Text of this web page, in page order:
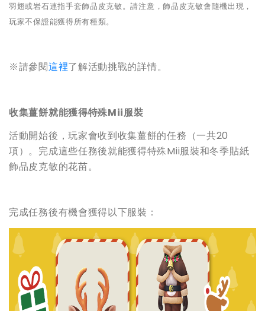
羽翅或岩石連指手套飾品皮克敏。請注意，飾品皮克敏會隨機出現，
玩家不保證能獲得所有種類。
※請參閱這裡了解活動挑戰的詳情。
收集薑餅就能獲得特殊Mii服裝
活動開始後，玩家會收到收集薑餅的任務（一共20
項）。完成這些任務後就能獲得特殊Mii服裝和冬季貼紙
飾品皮克敏的花苗。
完成任務後有機會獲得以下服裝：